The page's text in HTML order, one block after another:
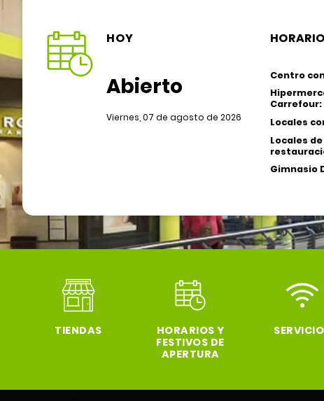
HOY
Abierto
Viernes, 07 de agosto de 2026
HORARIO
Centro
Carrefour:
Locales
Locales de
Gimnasio
TIENDAS
HORARIOS Y
FESTIVOS DE
APERTURA